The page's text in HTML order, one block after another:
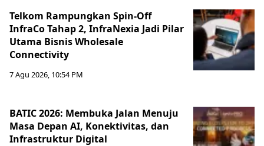
Telkom Rampungkan Spin-Off
InfraCo Tahap 2, InfraNexia Jadi Pilar
Utama Bisnis Wholesale
Connectivity
7 Agu 2026, 10:54 PM
BATIC 2026: Membuka Jalan Menuju
Masa Depan AI, Konektivitas, dan
Infrastruktur Digital